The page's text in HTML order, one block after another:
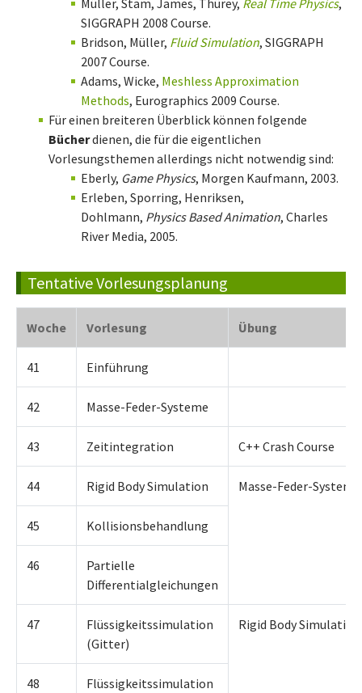
Müller, Stam, James, Thürey, Real Time Physics,
SIGGRAPH 2008 Course.
Bridson, Müller, Fluid Simulation, SIGGRAPH
2007 Course.
Adams, Wicke, Meshless Approximation
Methods, Eurographics 2009 Course.
Für einen breiteren Überblick können folgende
Bücherdienen, die für die eigentlichen
Vorlesungsthemen allerdings nicht notwendig sind:
Eberly, Game Physics, Morgen Kaufmann, 2003.
Erleben, Sporring, Henriksen,
Dohlmann, Physics Based Animation, Charles
River Media, 2005.
Tentative Vorlesungsplanung
Woche Vorlesung Übung
41 Einführung
42 Masse-Feder-Systeme
43 Zeitintegration C++ Crash Course
44 Rigid Body Simulation Masse-Feder-Systeme
45 Kollisionsbehandlung
46
Partielle
Differentialgleichungen
47
Flüssigkeitssimulation
(Gitter)
Rigid Body Simulation
48
Flüssigkeitssimulation